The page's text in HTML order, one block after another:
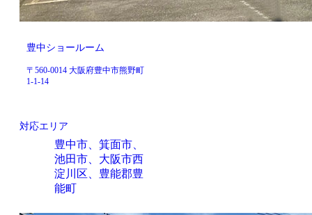
豊中ショールーム
〒560-0014 大阪府豊中市熊野町
1-1-14
対応エリア
豊中市、箕面市、
池田市、大阪市西
淀川区、豊能郡豊
能町